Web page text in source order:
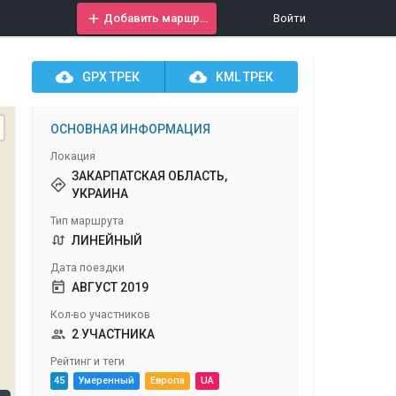
Войти
GPXТРЕК KMLТРЕК
ОСНОВНАЯ ИНФОРМАЦИЯ
Локация
ЗАКАРПАТСКАЯ ОБЛАСТЬ,
УКРАИНА
Тип маршрута
ЛИНЕЙНЫЙ
Дата поездки
АВГУСТ 2019
Кол-во участников
2 УЧАСТНИКА
Рейтинг и теги
45 Умеренный Европа UA